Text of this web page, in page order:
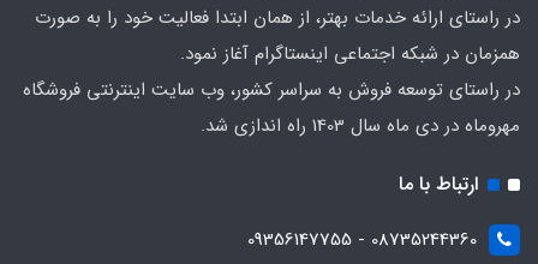
در راستای ارائه خدمات بهتر، از همان ابتدا فعالیت خود را به صورت
همزمان در شبکه اجتماعی اینستاگرام آغاز نمود.
در راستای توسعه فروش به سراسر کشور، وب سایت اینترنتی فروشگاه
مهروماه در دی ماه سال 1403 راه اندازی شد.
ارتباط با ما
08735244360 - 09356147755